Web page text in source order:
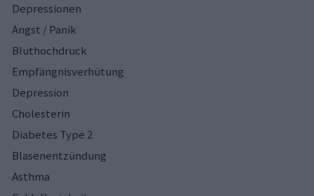
Depressionen
Angst / Panik
Bluthochdruck
Empfängnisverhütung
Depression
Cholesterin
Diabetes Type 2
Blasenentzündung
Asthma